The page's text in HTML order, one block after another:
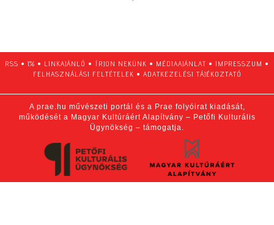
RSS • 1% • LINKAJÁNLÓ • ÍRJON NEKÜNK • MÉDIAAJÁNLAT • IMPRESSZUM •
FELHASZNÁLÁSI FELTÉTELEK • ADATKEZELÉSI TÁJÉKOZTATÓ
A prae.hu művészeti portál és a Prae folyóirat kiadását,
működését a Magyar Kultúráért Alapítvány – Petőfi Kulturális
Ügynökség – támogatja.